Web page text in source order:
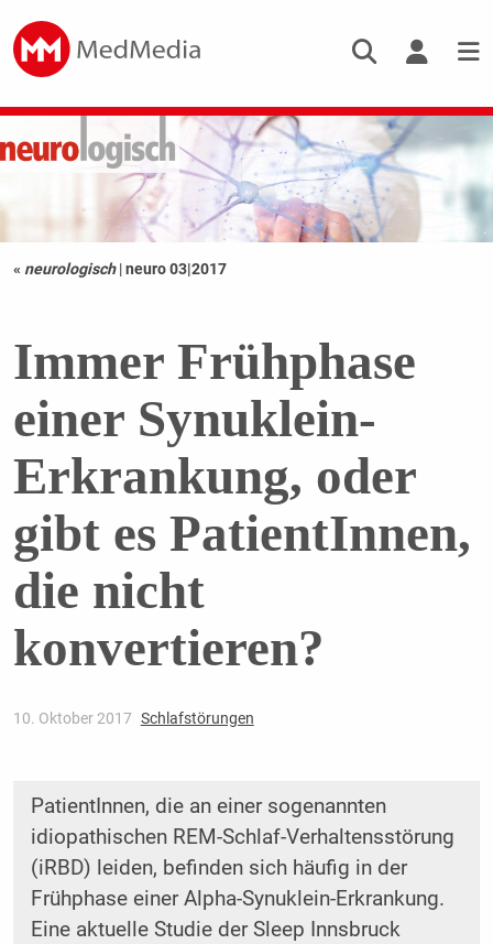
« neurologisch |neuro 03|2017
Immer Frühphase
einer Synuklein-
Erkrankung, oder
gibt es PatientInnen,
die nicht
konvertieren?
10. Oktober 2017 Schlafstörungen
PatientInnen, die an einer sogenannten
idiopathischen REM-Schlaf-Verhaltensstörung
(iRBD) leiden, befinden sich häufig in der
Frühphase einer Alpha-Synuklein-Erkrankung.
Eine aktuelle Studie der Sleep Innsbruck